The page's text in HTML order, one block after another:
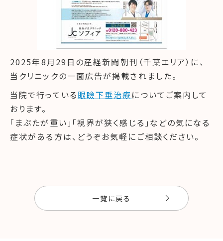
2025年8月29日の産経新聞朝刊（千葉エリア）に、
当クリニックの一面広告が掲載されました。
当院で行っている眼瞼下垂治療についてご案内して
おります。
「まぶたが重い」「視界が狭く感じる」などの気になる
症状がある方は、どうぞお気軽にご相談ください。
一覧に戻る